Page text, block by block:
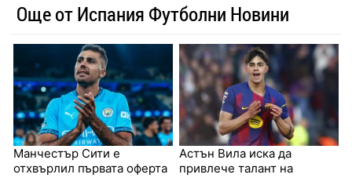
Още от Испания Футболни Новини
Манчестър Сити е
отхвърлил първата оферта
Астън Вила иска да
привлече талант на